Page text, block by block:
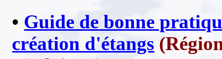
• Guide de bonne
création d'étangs